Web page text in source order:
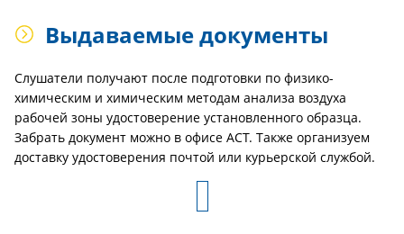
Выдаваемые документы
Слушатели получают после подготовки по физико-
химическим и химическим методам анализа воздуха
рабочей зоны удостоверение установленного образца.
Забрать документ можно в офисе АСТ. Также организуем
доставку удостоверения почтой или курьерской службой.